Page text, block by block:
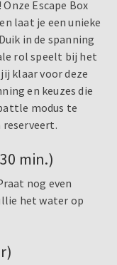
Escape Box
laat je een unieke
in de spanning
rol speelt bij het
klaar voor deze
en keuzes die
modus te
reserveert.
min.)
nog even
het water op